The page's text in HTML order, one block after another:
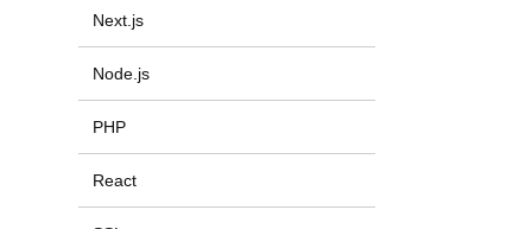
Next.js
Node.js
PHP
React